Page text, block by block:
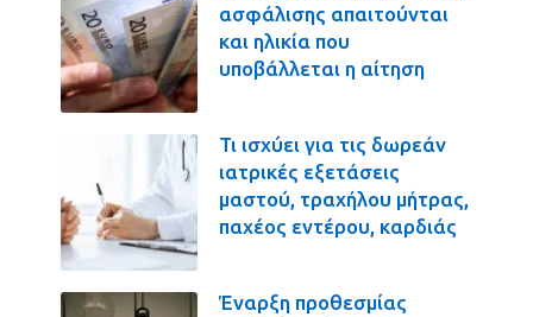
ασφάλισης απαιτούνται
και ηλικία που
υποβάλλεται η αίτηση
Τι ισχύει για τις δωρεάν
ιατρικές εξετάσεις
μαστού, τραχήλου μήτρας,
παχέος εντέρου, καρδιάς
Έναρξη προθεσμίας